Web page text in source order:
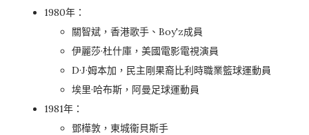
1980年：
關智斌，香港歌手、Boy'z成員
伊麗莎·杜什庫，美國電影電視演員
D·J·姆本加，民主剛果裔比利時職業籃球運動員
埃里·哈布斯，阿曼足球運動員
1981年：
鄧樺敦，東城衞貝斯手